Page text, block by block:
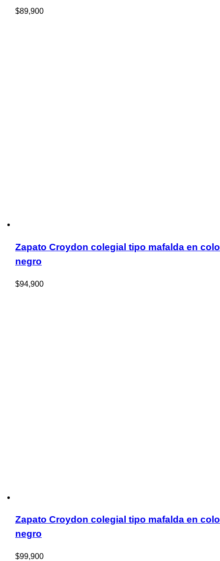
$89,900
Zapato Croydon colegial tipo mafalda en
negro
$94,900
Zapato Croydon colegial tipo mafalda en
negro
$99,900